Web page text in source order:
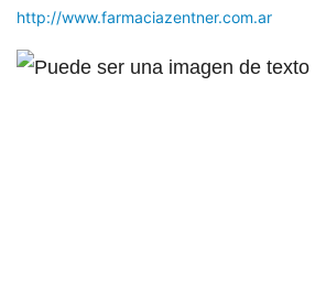
http://www.farmaciazentner.com.ar